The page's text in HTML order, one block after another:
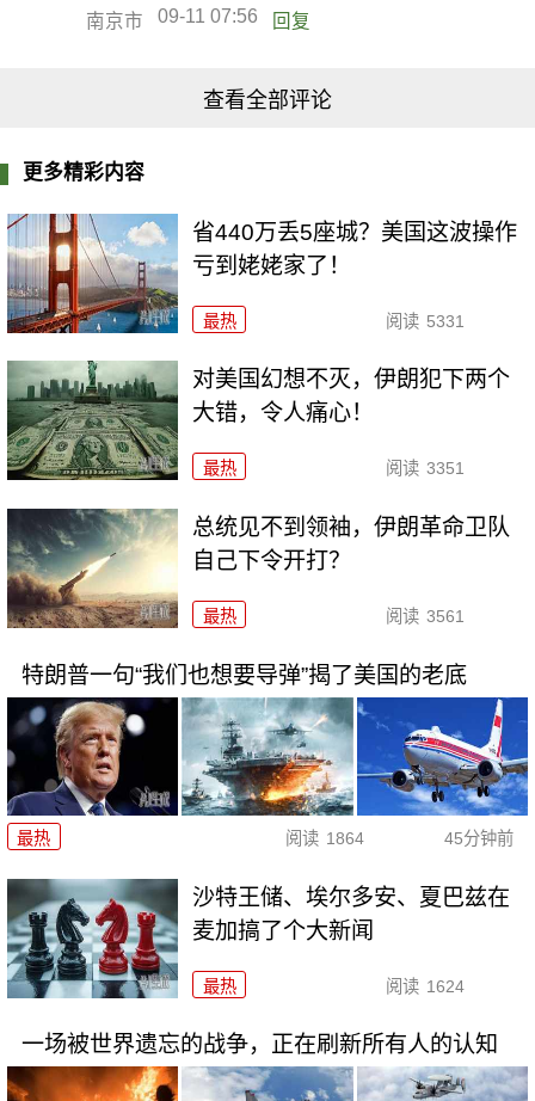
南京市 09-11 07:56 回复
查看全部评论
更多精彩内容
省440万丢5座城？美国这波操作
亏到姥姥家了！
最热 阅读 5331
对美国幻想不灭，伊朗犯下两个
大错，令人痛心！
最热 阅读 3351
总统见不到领袖，伊朗革命卫队
自己下令开打？
最热 阅读 3561
特朗普一句“我们也想要导弹”揭了美国的老底
最热 阅读 1864 45分钟前
沙特王储、埃尔多安、夏巴兹在
麦加搞了个大新闻
最热 阅读 1624
一场被世界遗忘的战争，正在刷新所有人的认知